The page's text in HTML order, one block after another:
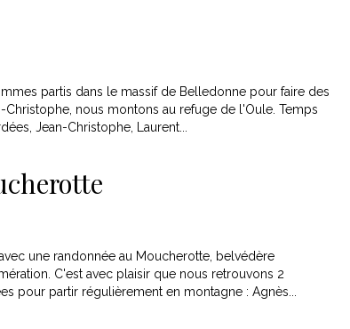
partis dans le massif de Belledonne pour faire des
Christophe, nous montons au refuge de l'Oule. Temps
Jean-Christophe, Laurent...
une randonnée au Moucherotte, belvédère
C'est avec plaisir que nous retrouvons 2
pour partir régulièrement en montagne : Agnès...